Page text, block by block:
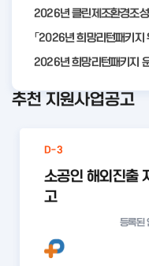
2026년 희망리턴패키지
추천 지원사업공고
D-3
소공인 해외진출
고
등록된